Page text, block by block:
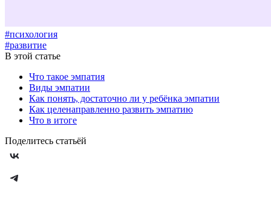
#психология
#развитие
В этой статье
Что такое эмпатия
Виды эмпатии
Как понять, достаточно ли у ребёнка эмпатии
Как целенаправленно развить эмпатию
Что в итоге
Поделитесь статьёй